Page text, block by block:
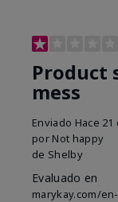
Product
mess
Enviado Hace 21
por Not happy
de Shelby
Evaluado en
marykay.com/